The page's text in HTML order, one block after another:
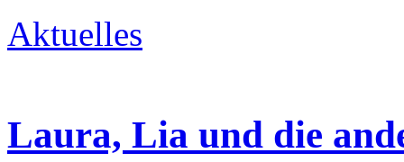
Aktuelles
Laura, Lia und die